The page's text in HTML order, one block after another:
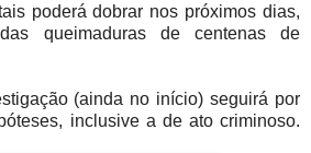
poderá dobrar nos próximos dias,
queimaduras de centenas de
(ainda no início) seguirá por
inclusive a de ato criminoso.